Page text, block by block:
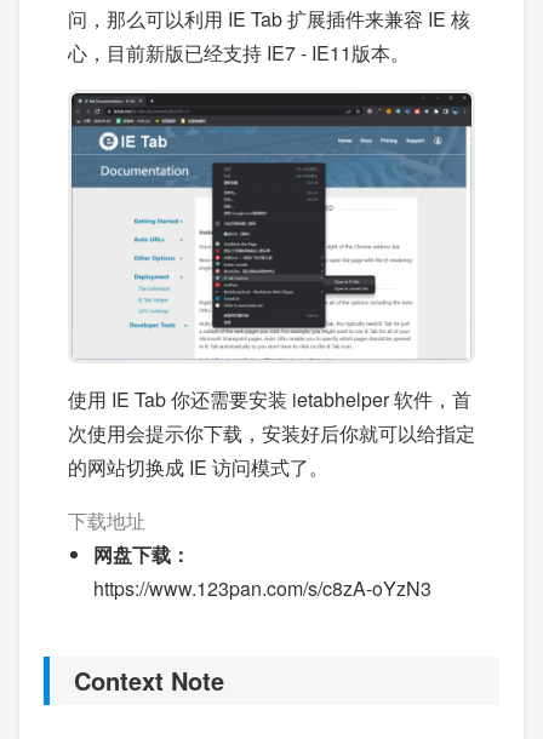
问，那么可以利用 IE Tab 扩展插件来兼容 IE 核
心，目前新版已经支持 IE7 - IE11版本。
使用 IE Tab 你还需要安装 ietabhelper 软件，首
次使用会提示你下载，安装好后你就可以给指定
的网站切换成 IE 访问模式了。
下载地址
网盘下载：
https://www.123pan.com/s/c8zA-oYzN3
Context Note